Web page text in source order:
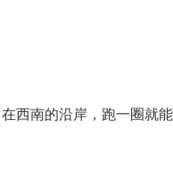
西南的沿岸，跑一圈就能